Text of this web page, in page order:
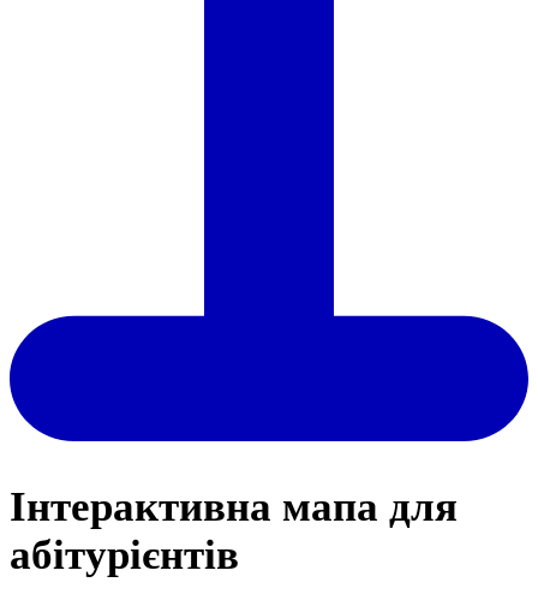
Інтерактивна мапа для
абітурієнтів